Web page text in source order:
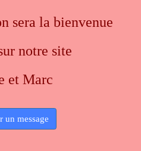
sera la bienvenue
notre site
et Marc
un message